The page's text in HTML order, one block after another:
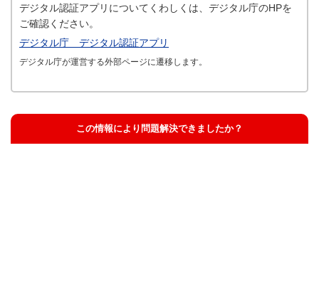
デジタル認証アプリについてくわしくは、デジタル庁のHPを
ご確認ください。
デジタル庁 デジタル認証アプリ
デジタル庁が運営する外部ページに遷移します。
この情報により問題解決できましたか？